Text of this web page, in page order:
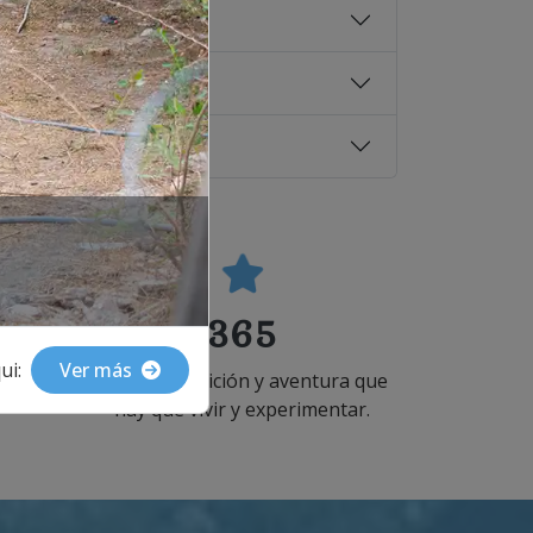
365
Dias de
tradición y aventura que
hay que vivir y experimentar.
Ver más